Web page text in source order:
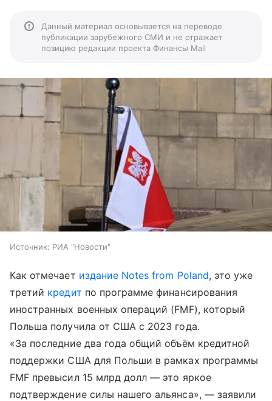
Данный материал основывается на переводе
публикации зарубежного СМИ и не отражает
позицию редакции проекта Финансы Mail
Источник: РИА "Новости"
Как отмечает издание Notes from Poland, это уже
третий кредит по программе финансирования
иностранных военных операций (FMF), который
Польша получила от США с 2023 года.
«За последние два года общий объём кредитной
поддержки США для Польши в рамках программы
FMF превысил 15 млрд долл — это яркое
подтверждение силы нашего альянса», — заявили